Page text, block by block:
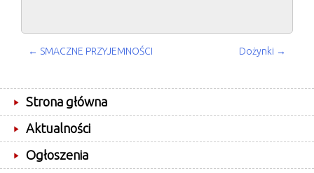
POST
← SMACZNE PRZYJEMNOŚCI Dożynki →
Strona główna
Aktualności
Ogłoszenia